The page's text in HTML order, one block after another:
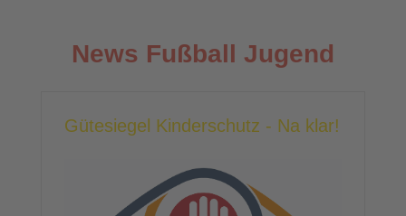
News Fußball Jugend
Gütesiegel Kinderschutz - Na klar!